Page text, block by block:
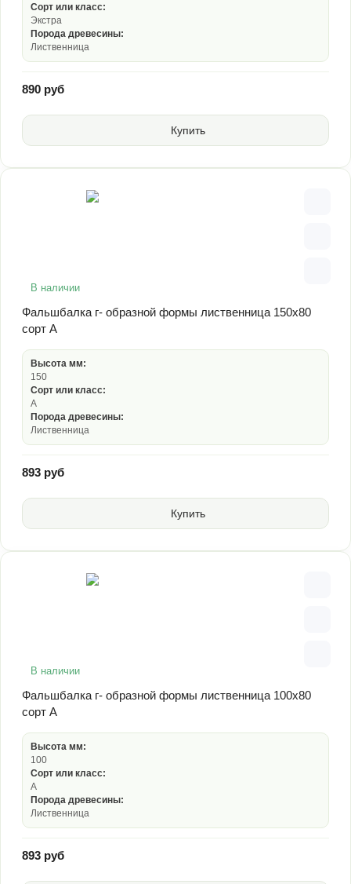
Сорт или класс:
Экстра
Порода древесины:
Лиственница
890 руб
Купить
В наличии
Фальшбалка г- образной формы лиственница 150х80
сорт А
Высота мм:
150
Сорт или класс:
А
Порода древесины:
Лиственница
893 руб
Купить
В наличии
Фальшбалка г- образной формы лиственница 100х80
сорт А
Высота мм:
100
Сорт или класс:
А
Порода древесины:
Лиственница
893 руб